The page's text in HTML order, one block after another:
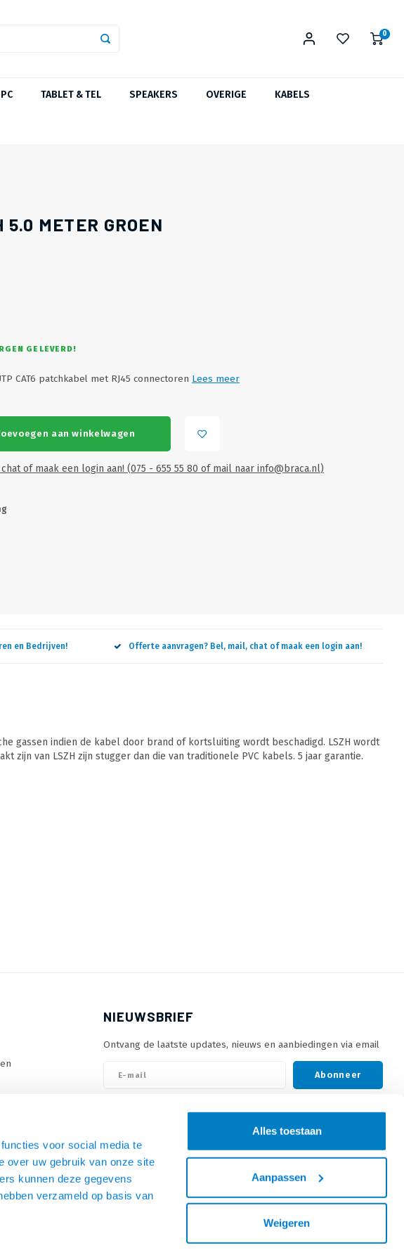
voor social media te
over uw gebruik van onze site
kunnen deze gegevens
verzameld op basis van
Alles toestaan
Aanpassen
Weigeren
0
TABLET & TEL SPEAKERS OVERIGE KABELS
5.0 METER GROEN
GELEVERD!
CAT6 patchkabel met RJ45 connectoren Lees meer
aan winkelwagen
of maak een login aan! (075 - 655 55 80 of mail naar info@braca.nl)
en Bedrijven! Offerte aanvragen? Bel, mail, chat of maak een login aan!
gassen indien de kabel door brand of kortsluiting wordt beschadigd. LSZH wordt
van LSZH zijn stugger dan die van traditionele PVC kabels. 5 jaar garantie.
NIEUWSBRIEF
Ontvang de laatste updates, nieuws en aanbiedingen via email
Abonneer